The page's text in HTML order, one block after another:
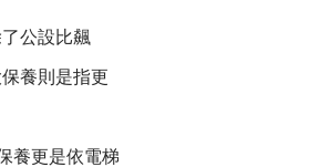
公設比飆
養則是指更
養更是依電梯